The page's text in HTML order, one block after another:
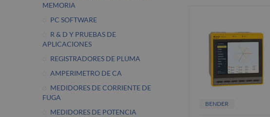
BENDER
MEMORIA
PC SOFTWARE
R & D Y PRUEBAS DE
APLICACIONES
REGISTRADORES DE PLUMA
AMPERIMETRO DE CA
MEDIDORES DE CORRIENTE DE
FUGA
MEDIDORES DE POTENCIA